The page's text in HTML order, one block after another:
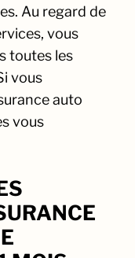
Au regard de
vous
toutes les
vous
auto
vous